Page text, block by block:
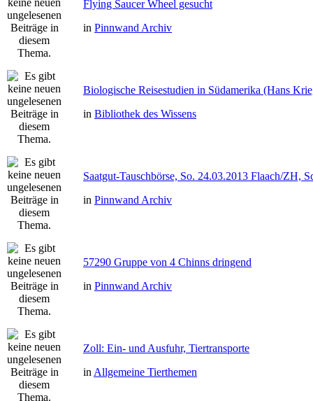
Flying Saucer Wheel gesucht
in Pinnwand Archiv
Biologische Reisestudien in Südamerika (Hans
in Bibliothek des Wissens
Saatgut-Tauschbörse, So. 24.03.2013 Flaach/ZH,
in Pinnwand Archiv
57290 Gruppe von 4 Chinns dringend
in Pinnwand Archiv
Zoll: Ein- und Ausfuhr, Tiertransporte
in Allgemeine Tierthemen